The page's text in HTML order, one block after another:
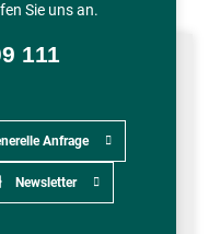
Sie uns an.
111
Anfrage
Newsletter